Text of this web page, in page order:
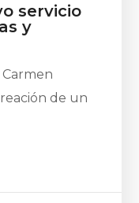
servicio
y
Carmen
de un